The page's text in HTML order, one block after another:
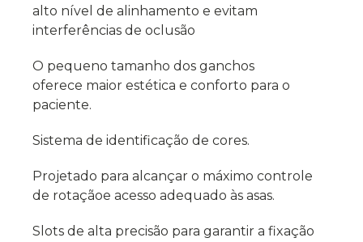
alto nível de alinhamento e evitam
interferências de oclusão
O pequeno tamanho dos ganchos
oferece maior estética e conforto para o
paciente.
Sistema de identificação de cores.
Projetado para alcançar o máximo controle
de rotaçãoe acesso adequado às asas.
Slots de alta precisão para garantir a fixação